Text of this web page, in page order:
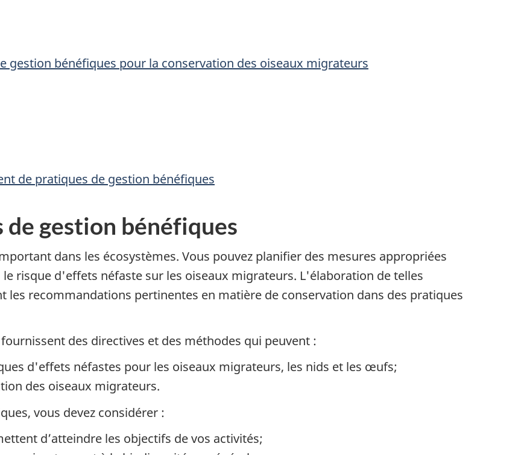
gestion bénéfiques pour la conservation des oiseaux migrateurs
de pratiques de gestion bénéfiques
gestion bénéfiques
dans les écosystèmes. Vous pouvez planifier des mesures appropriées
risque d'effets néfaste sur les oiseaux migrateurs. L'élaboration de telles
les recommandations pertinentes en matière de conservation dans des pratiques
fournissent des directives et des méthodes qui peuvent :
d'effets néfastes pour les oiseaux migrateurs, les nids et les œufs;
des oiseaux migrateurs.
vous devez considérer :
d’atteindre les objectifs de vos activités;